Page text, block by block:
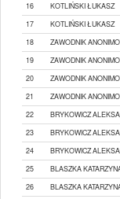
16
KOTLIŃSKI ŁUKASZ
17
KOTLIŃSKI ŁUKASZ
18
ZAWODNIK
19
ZAWODNIK
20
ZAWODNIK
21
ZAWODNIK
22
BRYKOWICZ
23
BRYKOWICZ
24
BRYKOWICZ
25
BLASZKA
26
BLASZKA